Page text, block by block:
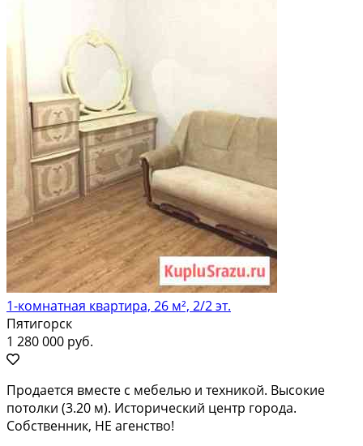
1-комнатная квартира, 26 м², 2/2 эт.
Пятигорск
1 280 000 руб.
Продается вместе с мебелью и техникой. Высокие
потолки (3.20 м). Исторический центр города.
Собственник, НЕ агенство!